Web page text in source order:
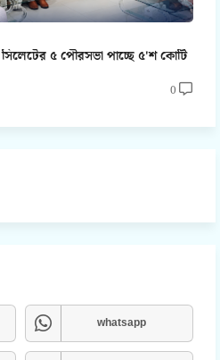
৫ পৌরসভা পাচ্ছে ৫'শ কোটি
0
whatsapp